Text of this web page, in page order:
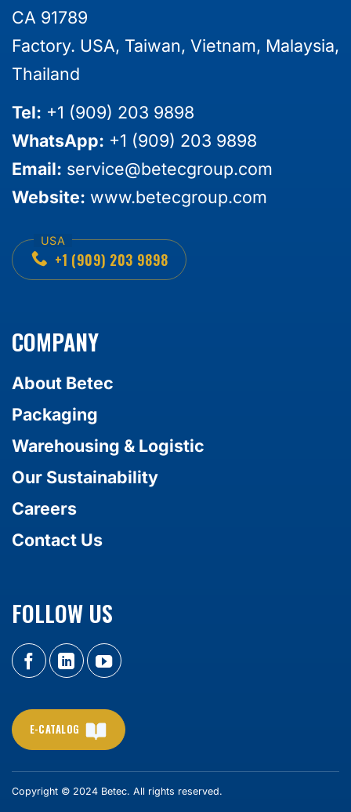
CA 91789
Factory. USA, Taiwan, Vietnam, Malaysia,
Thailand
Tel: +1 (909) 203 9898
WhatsApp: +1 (909) 203 9898
Email: service@betecgroup.com
Website: www.betecgroup.com
+1 (909) 203 9898
COMPANY
About Betec
Packaging
Warehousing & Logistic
Our Sustainability
Careers
Contact Us
FOLLOW US
E-CATALOG
Copyright © 2024 Betec. All rights reserved.